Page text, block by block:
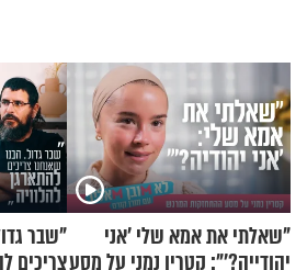
"שאלתי את אמא שלי 'אני
יהודייה?'": קטרין נמני על מסע
"שבר
צריכים